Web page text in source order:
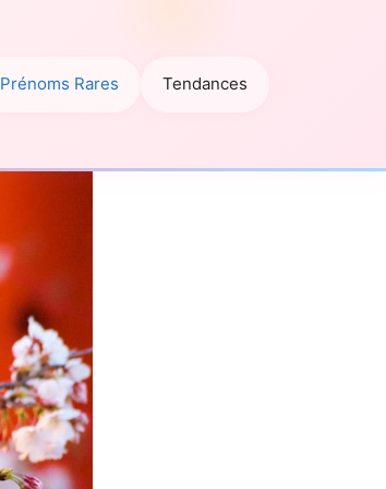
Prénoms Rares Tendances